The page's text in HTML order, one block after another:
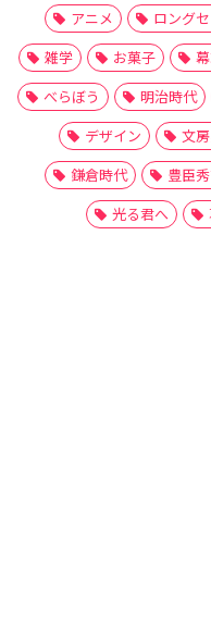
アニメ
ロング
雑学
お菓子
べらぼう
明治時代
デザイン
文
鎌倉時代
豊臣
光る君へ